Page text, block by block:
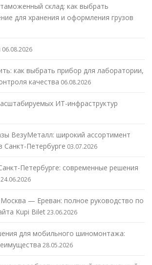
склад: как выбрать
для хранения и оформления грузов
06.08.2026
как выбрать прибор для лаборатории,
качества 06.08.2026
ИТ-инфраструктур
ВезуМеталл: широкий ассортимент
Санкт-Петербурге 03.07.2026
Петербурге: современные решения
24.06.2026
Москва — Ереван: полное руководство по
Kupi Bilet23.06.2026
для мобильного шиномонтажа:
28.05.2026